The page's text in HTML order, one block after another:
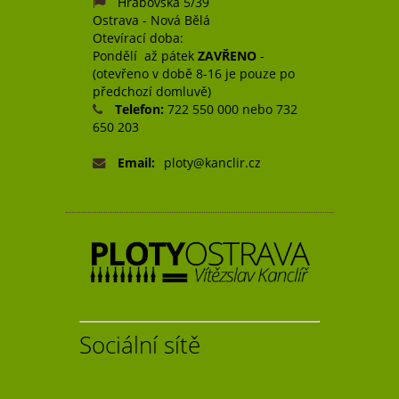
Ostrava - Nová Bělá
Otevírací doba:
Pondělí až pátek ZAVŘENO -
(otevřeno v době 8-16 je pouze po
předchozí domluvě)
Telefon: 722 550 000 nebo 732
650 203
Email: ploty@kanclir.cz
Sociální sítě